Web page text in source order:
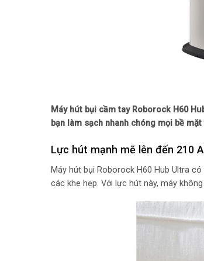
Máy hút bụi cầm tay Roborock H60
bạn làm sạch nhanh chóng mọi bề
Lực hút mạnh mẽ lên đến 210
Máy hút bụi Roborock H60 Hub Ultra
các khe hẹp. Với lực hút này, máy